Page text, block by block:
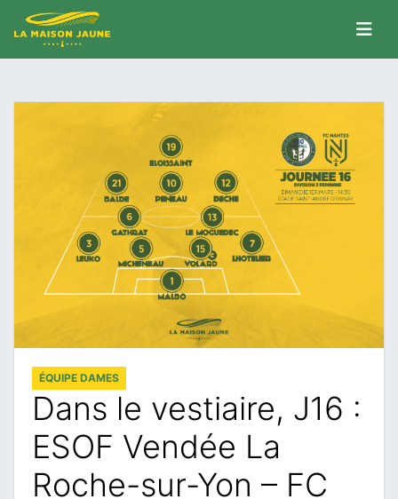
ÉQUIPE DAMES
Dans le vestiaire, J16 :
ESOF Vendée La
Roche-sur-Yon – FC